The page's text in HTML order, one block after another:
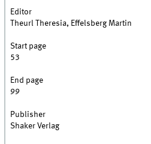
Editor
Theurl Theresia, Effelsberg Martin
Start page
53
End page
99
Publisher
Shaker Verlag